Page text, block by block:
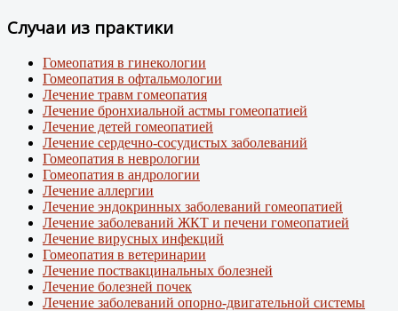
Случаи из практики
Гомеопатия в гинекологии
Гомеопатия в офтальмологии
Лечение травм гомеопатия
Лечение бронхиальной астмы гомеопатией
Лечение детей гомеопатией
Лечение сердечно-сосудистых заболеваний
Гомеопатия в неврологии
Гомеопатия в андрологии
Лечение аллергии
Лечение эндокринных заболеваний гомеопатией
Лечение заболеваний ЖКТ и печени гомеопатией
Лечение вирусных инфекций
Гомеопатия в ветеринарии
Лечение поствакцинальных болезней
Лечение болезней почек
Лечение заболеваний опорно-двигательной системы